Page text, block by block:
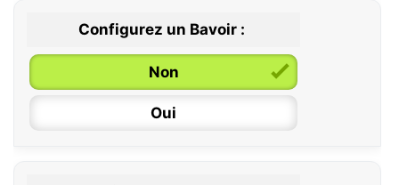
Configurez un Bavoir :
Non
Oui